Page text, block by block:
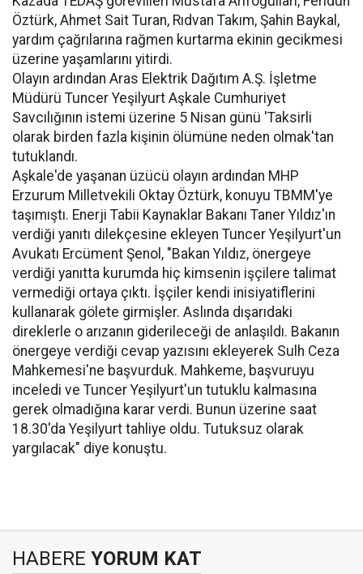
Öztürk, Ahmet Sait Turan, Rıdvan Takım, Şahin Baykal,
yardım çağrılarına rağmen kurtarma ekinin gecikmesi
üzerine yaşamlarını yitirdi.
Olayın ardından Aras Elektrik Dağıtım A.Ş. İşletme
Müdürü Tuncer Yeşilyurt Aşkale Cumhuriyet
Savcılığının istemi üzerine 5 Nisan günü 'Taksirli
olarak birden fazla kişinin ölümüne neden olmak'tan
tutuklandı.
Aşkale'de yaşanan üzücü olayın ardından MHP
Erzurum Milletvekili Oktay Öztürk, konuyu TBMM'ye
taşımıştı. Enerji Tabii Kaynaklar Bakanı Taner Yıldız'ın
verdiği yanıtı dilekçesine ekleyen Tuncer Yeşilyurt'un
Avukatı Ercüment Şenol, "Bakan Yıldız, önergeye
verdiği yanıtta kurumda hiç kimsenin işçilere talimat
vermediği ortaya çıktı. İşçiler kendi inisiyatiflerini
kullanarak gölete girmişler. Aslında dışarıdaki
direklerle o arızanın giderileceği de anlaşıldı. Bakanın
önergeye verdiği cevap yazısını ekleyerek Sulh Ceza
Mahkemesi'ne başvurduk. Mahkeme, başvuruyu
inceledi ve Tuncer Yeşilyurt'un tutuklu kalmasına
gerek olmadığına karar verdi. Bunun üzerine saat
18.30'da Yeşilyurt tahliye oldu. Tutuksuz olarak
yargılacak" diye konuştu.
HABERE YORUM KAT